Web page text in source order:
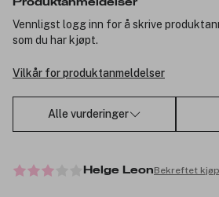
Produktanmeldelser
Vennligst logg inn for å skrive
som du har kjøpt.
Vilkår for produktanmeldelser
Alle vurderinger
Helge LeonBekreftet